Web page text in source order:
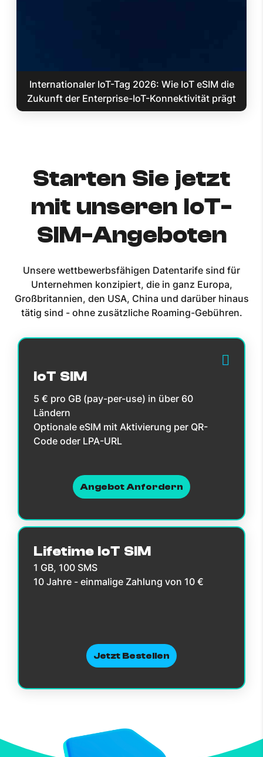
Internationaler IoT-Tag 2026: Wie IoT eSIM die
Zukunft der Enterprise-IoT-Konnektivität prägt
Starten Sie jetzt
mit unseren IoT-
SIM-Angeboten
Unsere wettbewerbsfähigen Datentarife sind für
Unternehmen konzipiert, die in ganz Europa,
Großbritannien, den USA, China und darüber hinaus
tätig sind - ohne zusätzliche Roaming-Gebühren.
IoT SIM
5 € pro GB (pay-per-use) in über 60
Ländern
Optionale eSIM mit Aktivierung per QR-
Code oder LPA-URL
Angebot Anfordern
Lifetime IoT SIM
1 GB, 100 SMS
10 Jahre - einmalige Zahlung von 10 €
Jetzt Bestellen